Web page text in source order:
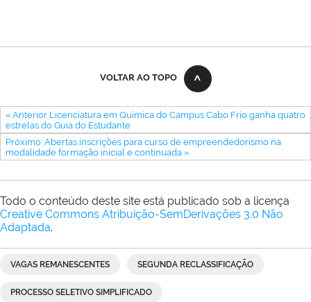
VOLTAR AO TOPO
« Anterior Licenciatura em Química do Campus Cabo Frio ganha quatro
estrelas do Guia do Estudante
Próximo: Abertas inscrições para curso de empreendedorismo na
modalidade formação inicial e continuada »
Todo o conteúdo deste site está publicado sob a licença
Creative Commons Atribuição-SemDerivações 3.0 Não
Adaptada.
VAGAS REMANESCENTES SEGUNDA RECLASSIFICAÇÃO
PROCESSO SELETIVO SIMPLIFICADO